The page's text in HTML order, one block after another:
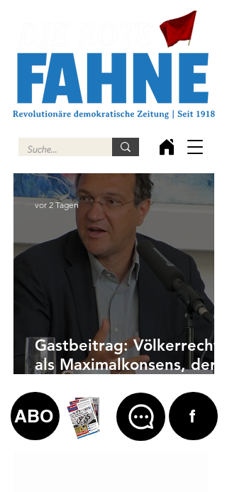
Gastbeitrag: Völkerrecht
als Maximalkonsens, der
vor 2 Tagen
ABO f